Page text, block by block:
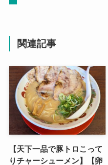
関連記事
【天下一品で豚トロこって
りチャーシューメン】【卵